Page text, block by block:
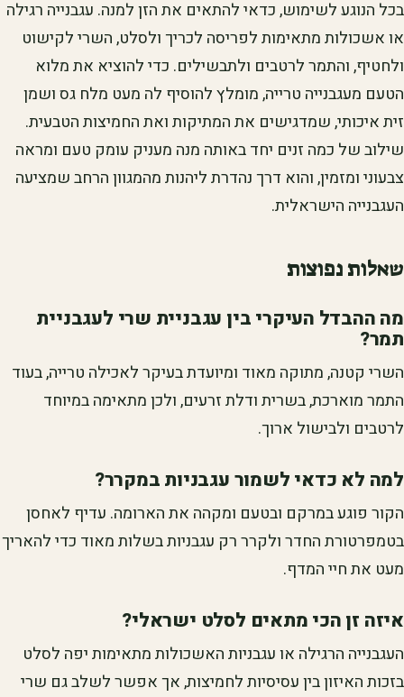
בכל הנוגע לשימוש, כדאי להתאים את הזן למנה. עגבנייה רגילה
או אשכולות מתאימות לפריסה לכריך ולסלט, השרי לקישוט
ולחטיף, והתמר לרטבים ולתבשילים. כדי להוציא את מלוא
הטעם מעגבנייה טרייה, מומלץ להוסיף לה מעט מלח גס ושמן
זית איכותי, שמדגישים את המתיקות ואת החמיצות הטבעית.
שילוב של כמה זנים יחד באותה מנה מעניק עומק טעם ומראה
צבעוני ומזמין, והוא דרך נהדרת ליהנות מהמגוון הרחב שמציעה
העגבנייה הישראלית.
שאלות נפוצות
מה ההבדל העיקרי בין עגבניית שרי לעגבניית
תמר?
השרי קטנה, מתוקה מאוד ומיועדת בעיקר לאכילה טרייה, בעוד
התמר מוארכת, בשרית ודלת זרעים, ולכן מתאימה במיוחד
לרטבים ולבישול ארוך.
למה לא כדאי לשמור עגבניות במקרר?
הקור פוגע במרקם ובטעם ומקהה את הארומה. עדיף לאחסן
בטמפרטורת החדר ולקרר רק עגבניות בשלות מאוד כדי להאריך
מעט את חיי המדף.
איזה זן הכי מתאים לסלט ישראלי?
העגבנייה הרגילה או עגבניות האשכולות מתאימות יפה לסלט
בזכות האיזון בין עסיסיות לחמיצות, אך אפשר לשלב גם שרי